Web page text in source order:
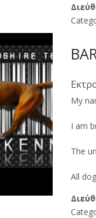
My
I am
The
All